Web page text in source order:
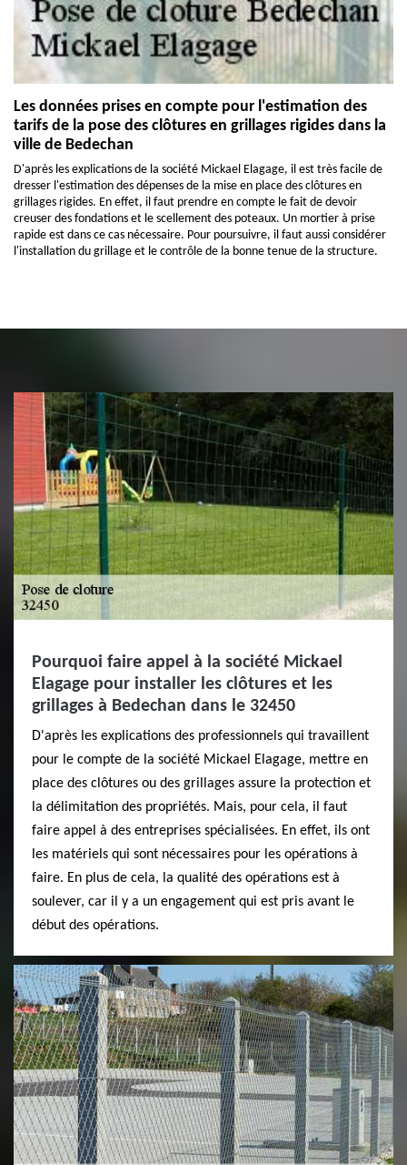
Les données prises en compte pour l'estimation des
tarifs de la pose des clôtures en grillages rigides dans la
ville de Bedechan
D'après les explications de la société Mickael Elagage, il est très facile de
dresser l'estimation des dépenses de la mise en place des clôtures en
grillages rigides. En effet, il faut prendre en compte le fait de devoir
creuser des fondations et le scellement des poteaux. Un mortier à prise
rapide est dans ce cas nécessaire. Pour poursuivre, il faut aussi considérer
l'installation du grillage et le contrôle de la bonne tenue de la structure.
Pourquoi faire appel à la société Mickael
Elagage pour installer les clôtures et les
grillages à Bedechan dans le 32450
D'après les explications des professionnels qui travaillent
pour le compte de la société Mickael Elagage, mettre en
place des clôtures ou des grillages assure la protection et
la délimitation des propriétés. Mais, pour cela, il faut
faire appel à des entreprises spécialisées. En effet, ils ont
les matériels qui sont nécessaires pour les opérations à
faire. En plus de cela, la qualité des opérations est à
soulever, car il y a un engagement qui est pris avant le
début des opérations.